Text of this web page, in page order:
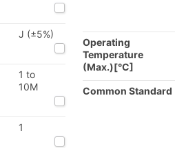
J (±5%)
1 to
10M
1
Operating
Temperature
(Max.)[°C]
Common Standard